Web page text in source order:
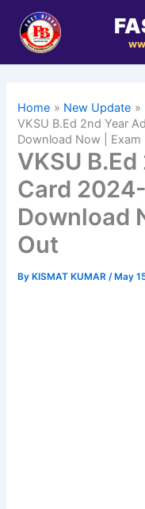
content
Home
New Update
VKSU B.Ed 2nd Year
Download Now | Exam
VKSU
Card
Download
Out
By KISMAT KUMAR/ May